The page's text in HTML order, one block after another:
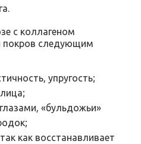
с коллагеном
покров следующим
упругость;
«бульдожьи»
как восстанавливает